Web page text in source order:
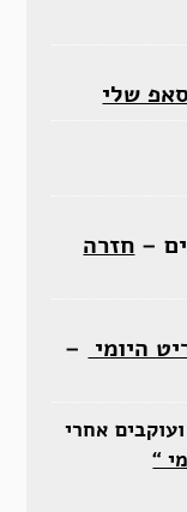
שלי
– חזרה
היומי–
אחרי
“